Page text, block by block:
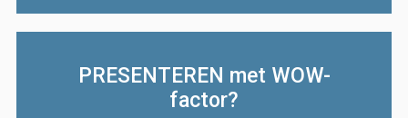
PRESENTEREN met WOW-
factor?